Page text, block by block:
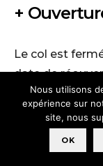
+
Le col est
date de
beaucoup
années …
+
Nous utilisons
expérience sur
site, nous
OK